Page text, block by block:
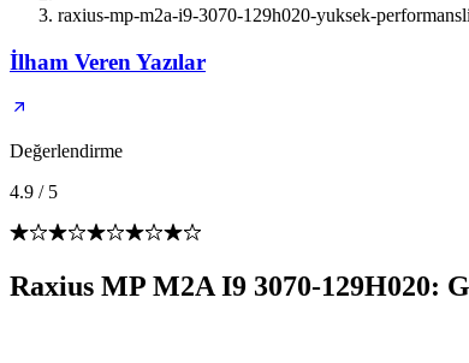
raxius-mp-m2a-i9-3070-129h020-yuksek-
İlham Veren Yazılar
Değerlendirme
4.9 / 5
Raxius MP M2A I9 3070-129H020: